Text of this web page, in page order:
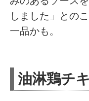
しました」との
一品かも。
油淋鶏チ